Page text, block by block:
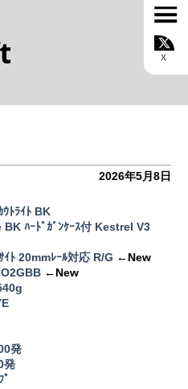
MIUについて
ルール
お問い合わせ
2026年5月8日
ﾄﾗｲﾄ BK
ﾊｰﾄﾞｶﾞﾝｹｰｽ付 Kestrel V3
ｲﾄ 20mmﾚｰﾙ対応 R/G ←New
←New
発
発